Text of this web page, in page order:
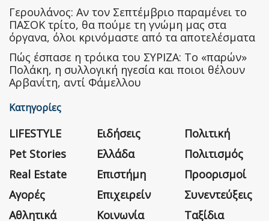
Γερουλάνος: Αν τον Σεπτέμβριο παραμένει το
ΠΑΣΟΚ τρίτο, θα πούμε τη γνώμη μας στα
όργανα, όλοι κρινόμαστε από τα αποτελέσματα
Πώς έσπασε η τρόικα του ΣΥΡΙΖΑ: Το «παρών»
Πολάκη, η συλλογική ηγεσία και ποιοι θέλουν
Αρβανίτη, αντί Φάμελλου
Κατηγορίες
LIFESTYLE
Pet Stories
Real Estate
Αγορές
Αθλητικά
Ειδήσεις
Ελλάδα
Επιστήμη
Επιχειρείν
Κοινωνία
Πολιτική
Πολιτισμός
Προορισμοί
Συνεντεύξεις
Ταξίδια